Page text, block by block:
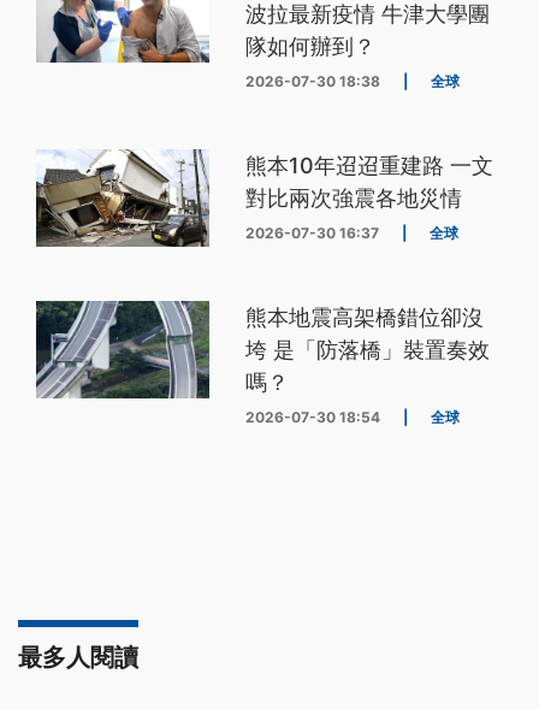
波拉最新疫情 牛津大學團
隊如何辦到？
2026-07-30 18:38 全球
熊本10年迢迢重建路 一文
對比兩次強震各地災情
2026-07-30 16:37 全球
熊本地震高架橋錯位卻沒
垮 是「防落橋」裝置奏效
嗎？
2026-07-30 18:54 全球
最多人閱讀